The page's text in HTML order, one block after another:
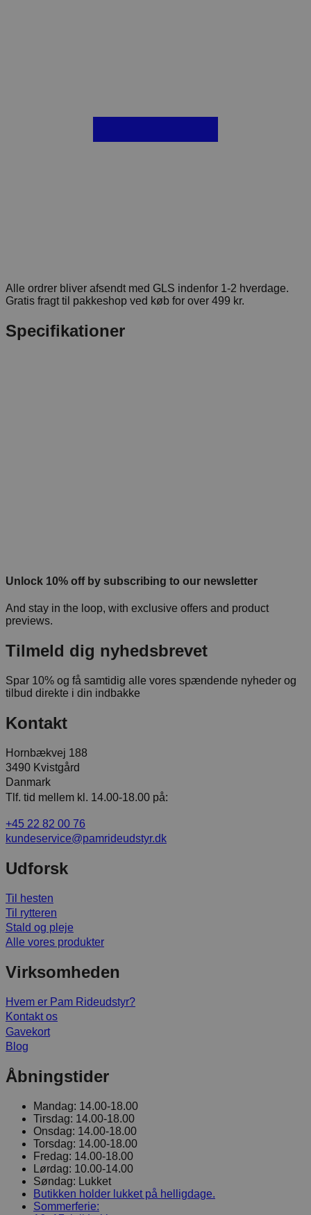
Alle ordrer bliver afsendt med GLS indenfor 1-2 hverdage.
Gratis fragt til pakkeshop ved køb for over 499 kr.
Specifikationer
Unlock 10% off by subscribing to our newsletter
And stay in the loop, with exclusive offers and product
previews.
Tilmeld dig nyhedsbrevet
Spar 10% og få samtidig alle vores spændende nyheder og
tilbud direkte i din indbakke
Kontakt
Hornbækvej 188
3490 Kvistgård
Danmark
Tlf. tid mellem kl. 14.00-18.00 på:
+45 22 82 00 76
kundeservice@pamrideudstyr.dk
Udforsk
Til hesten
Til rytteren
Stald og pleje
Alle vores produkter
Virksomheden
Hvem er Pam Rideudstyr?
Kontakt os
Gavekort
Blog
Åbningstider
Mandag: 14.00-18.00
Tirsdag: 14.00-18.00
Onsdag: 14.00-18.00
Torsdag: 14.00-18.00
Fredag: 14.00-18.00
Lørdag: 10.00-14.00
Søndag: Lukket
Butikken holder lukket på helligdage.
Sommerferie: